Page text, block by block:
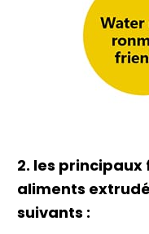
2. les
aliments
suivants :